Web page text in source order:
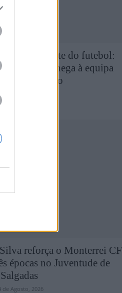
para a elite do futebol:
Chaves chega à equipa
do FC Porto
de Agosto, 2026
reforça o Monterrei CF
épocas no Juventude de
de Agosto, 2026